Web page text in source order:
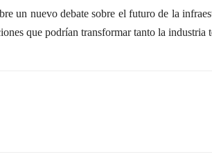
un nuevo debate sobre el futuro de la
que podrían transformar tanto la